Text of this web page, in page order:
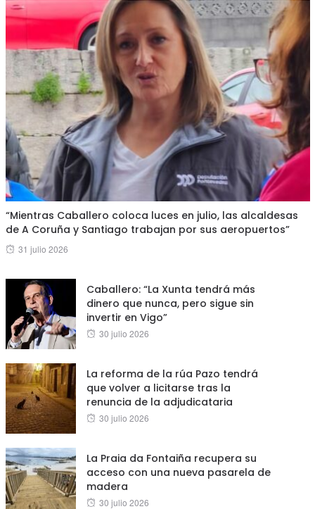
“Mientras Caballero coloca luces en julio, las alcaldesas
de A Coruña y Santiago trabajan por sus aeropuertos”
Posted
31 julio 2026
Caballero: “La Xunta tendrá más
dinero que nunca, pero sigue sin
invertir en Vigo”
Posted
30 julio 2026
La reforma de la rúa Pazo tendrá
que volver a licitarse tras la
renuncia de la adjudicataria
Posted
30 julio 2026
La Praia da Fontaiña recupera su
acceso con una nueva pasarela de
madera
Posted
30 julio 2026